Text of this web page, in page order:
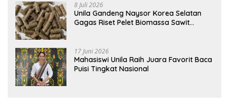
8 Juli 2026
Unila Gandeng Naysor Korea Selatan
Gagas Riset Pelet Biomassa Sawit
17 Juni 2026
Mahasiswi Unila Raih Juara Favorit Baca
Puisi Tingkat Nasional